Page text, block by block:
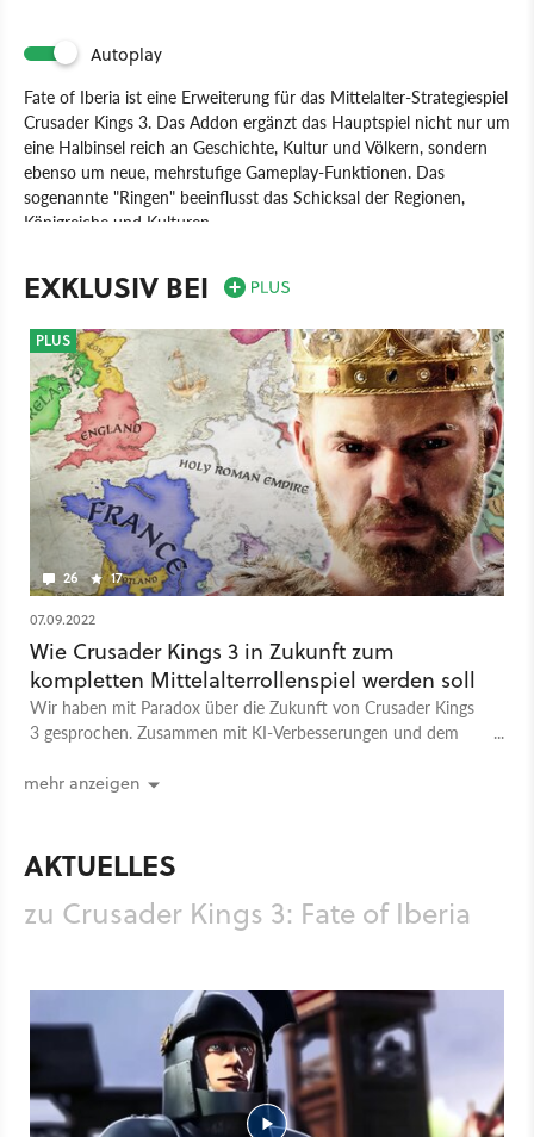
Autoplay
Fate of Iberia ist eine Erweiterung für das Mittelalter-Strategiespiel
Crusader Kings 3. Das Addon ergänzt das Hauptspiel nicht nur um
eine Halbinsel reich an Geschichte, Kultur und Völkern, sondern
ebenso um neue, mehrstufige Gameplay-Funktionen. Das
sogenannte "Ringen" beeinflusst das Schicksal der Regionen,
Königreiche und Kulturen.
Crusader Kings 3: Fate of Iberia
EXKLUSIV BEI
26 17
PLUS
07.09.2022
Wie Crusader Kings 3 in Zukunft zum
kompletten Mittelalterrollenspiel werden soll
Wir haben mit Paradox über die Zukunft von Crusader Kings
3 gesprochen. Zusammen mit KI-Verbesserungen und dem
kommenden Jahre.
mehr anzeigen
AKTUELLES
zu Crusader Kings 3: Fate of Iberia